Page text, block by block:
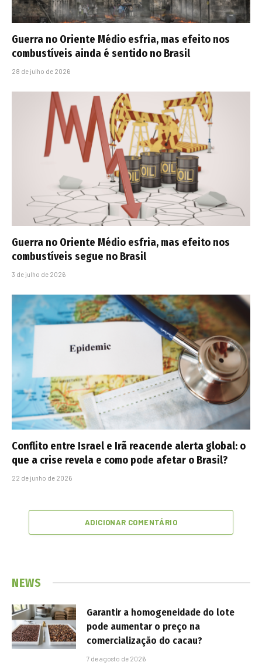
Guerra no Oriente Médio esfria, mas efeito nos
combustíveis ainda é sentido no Brasil
28 de julho de 2026
Guerra no Oriente Médio esfria, mas efeito nos
combustíveis segue no Brasil
3 de julho de 2026
Conflito entre Israel e Irã reacende alerta global: o
que a crise revela e como pode afetar o Brasil?
22 de junho de 2026
ADICIONAR COMENTÁRIO
NEWS
Garantir a homogeneidade do lote
pode aumentar o preço na
comercialização do cacau?
7 de agosto de 2026